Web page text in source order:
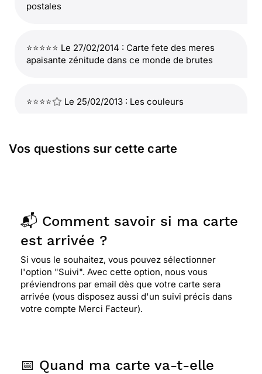
postales
⭐⭐⭐⭐⭐ Le 27/02/2014 : Carte fete des meres
apaisante zénitude dans ce monde de brutes
⭐⭐⭐⭐ Le 25/02/2013 : Les couleurs
Vos questions sur cette carte
📬 Comment savoir si ma carte
est arrivée ?
Si vous le souhaitez, vous pouvez sélectionner
l'option "Suivi". Avec cette option, nous vous
préviendrons par email dès que votre carte sera
arrivée (vous disposez aussi d'un suivi précis dans
votre compte Merci Facteur).
📅 Quand ma carte va-t-elle